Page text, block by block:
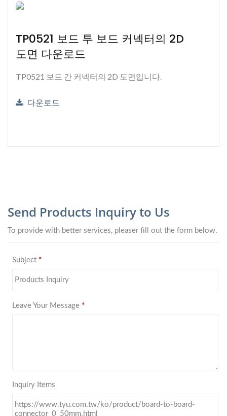
TP0521 보드 투 보드 커넥터의 2D
도면 다운로드
TP0521 보드 간 커넥터의 2D 도면입니다.
다운로드